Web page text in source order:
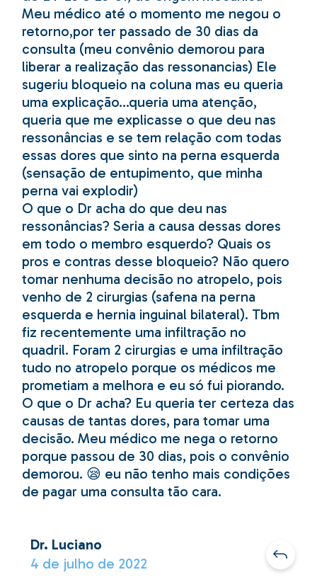
Meu médico até o momento me negou o
retorno,por ter passado de 30 dias da
consulta (meu convênio demorou para
liberar a realização das ressonancias) Ele
sugeriu bloqueio na coluna mas eu queria
uma explicação…queria uma atenção,
queria que me explicasse o que deu nas
ressonâncias e se tem relação com todas
essas dores que sinto na perna esquerda
(sensação de entupimento, que minha
perna vai explodir)
O que o Dr acha do que deu nas
ressonâncias? Seria a causa dessas dores
em todo o membro esquerdo? Quais os
pros e contras desse bloqueio? Não quero
tomar nenhuma decisão no atropelo, pois
venho de 2 cirurgias (safena na perna
esquerda e hernia inguinal bilateral). Tbm
fiz recentemente uma infiltração no
quadril. Foram 2 cirurgias e uma infiltração
tudo no atropelo porque os médicos me
prometiam a melhora e eu só fui piorando.
O que o Dr acha? Eu queria ter certeza das
causas de tantas dores, para tomar uma
decisão. Meu médico me nega o retorno
porque passou de 30 dias, pois o convênio
demorou. 😪 eu não tenho mais condições
de pagar uma consulta tão cara.
Dr. Luciano
4 de julho de 2022